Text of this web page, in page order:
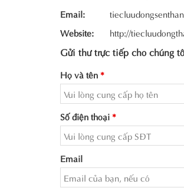
Email:
Website:
http://
Gửi thư trực tiếp cho chúng
Họ và tên*
Số điện thoại*
Email